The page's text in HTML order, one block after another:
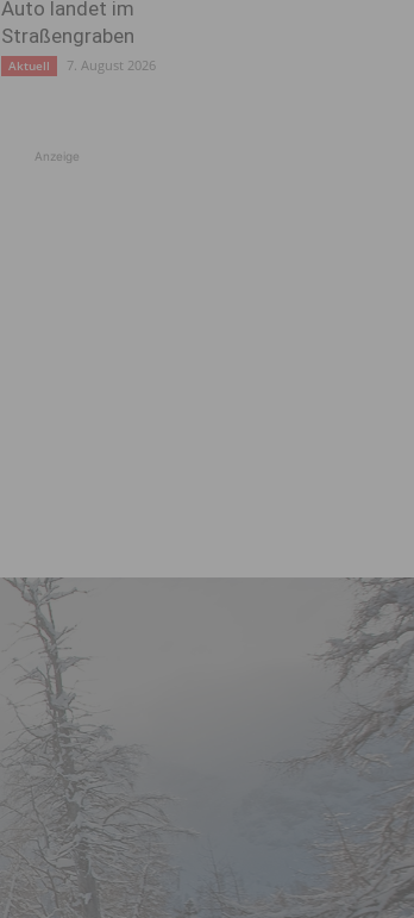
Auto landet im
Straßengraben
Aktuell 7. August 2026
Anzeige